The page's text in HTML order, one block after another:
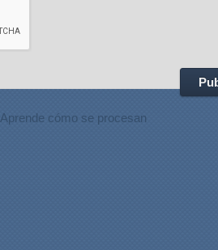
Aprende cómo se procesan